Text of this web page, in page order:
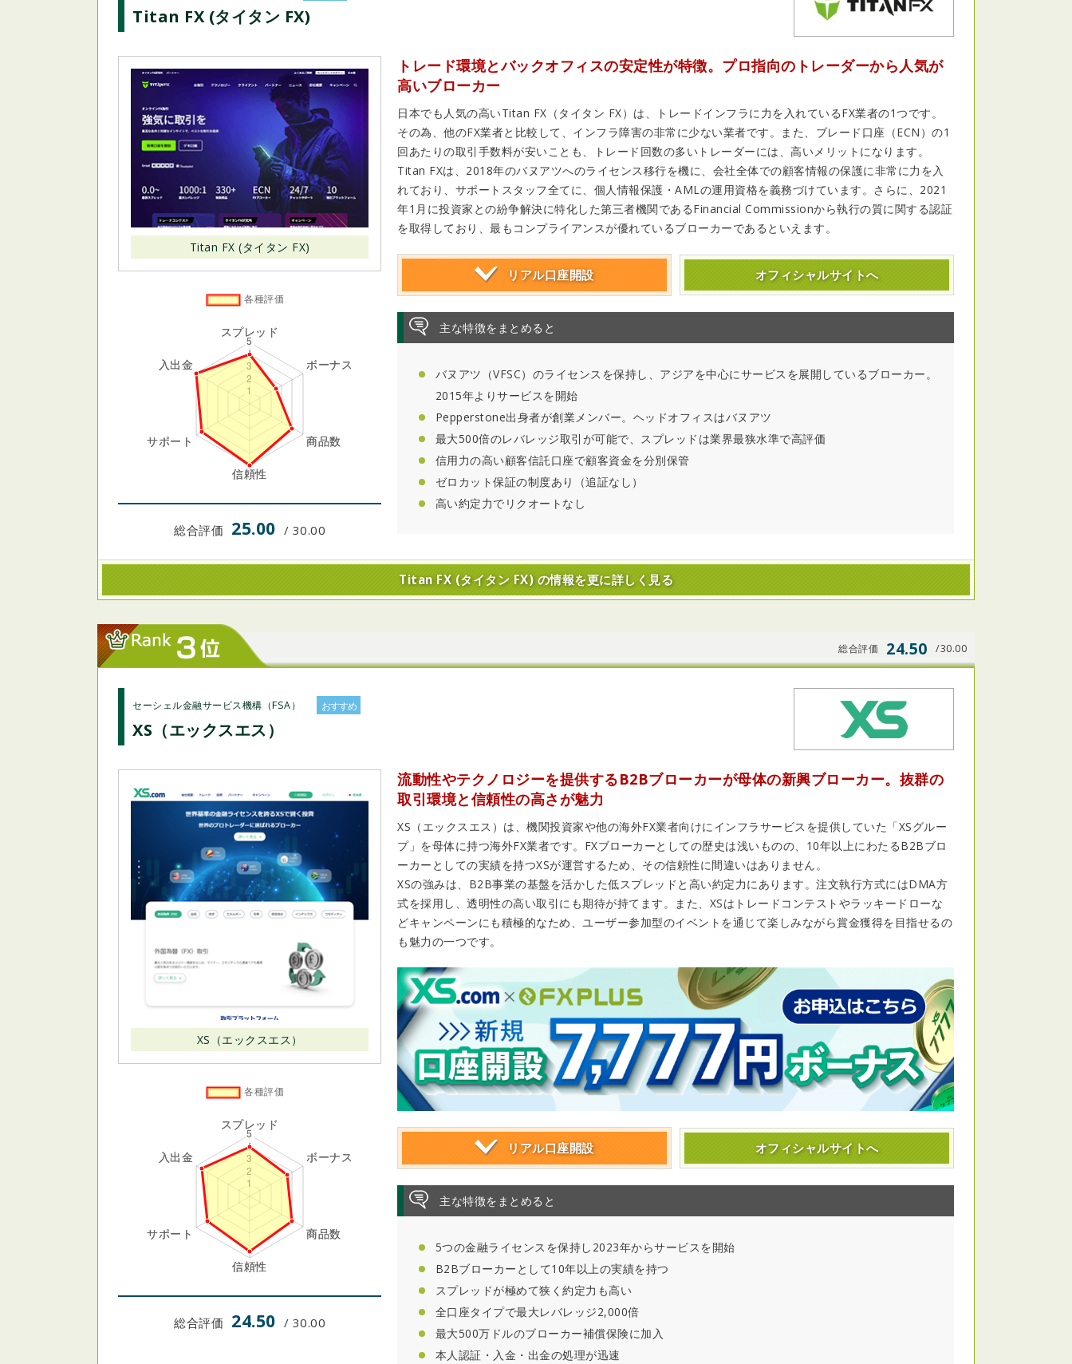
Titan FX (タイタン FX)
Titan FX (タイタン FX)
総合評価 25.00 / 30.00
トレード環境とバックオフィスの安定性が特徴。プロ指向のトレーダーから人気が
高いブローカー
日本でも人気の高いTitan FX（タイタン FX）は、トレードインフラに力を入れているFX業者の1つです。
その為、他のFX業者と比較して、インフラ障害の非常に少ない業者です。また、ブレード口座（ECN）の1
回あたりの取引手数料が安いことも、トレード回数の多いトレーダーには、高いメリットになります。
Titan FXは、2018年のバヌアツへのライセンス移行を機に、会社全体での顧客情報の保護に非常に力を入
れており、サポートスタッフ全てに、個人情報保護・AMLの運用資格を義務づけています。さらに、2021
年1月に投資家との紛争解決に特化した第三者機関であるFinancial Commissionから執行の質に関する認証
を取得しており、最もコンプライアンスが優れているブローカーであるといえます。
リアル口座開設 オフィシャルサイトへ
主な特徴をまとめると
バヌアツ（VFSC）のライセンスを保持し、アジアを中心にサービスを展開しているブローカー。
2015年よりサービスを開始
Pepperstone出身者が創業メンバー。ヘッドオフィスはバヌアツ
最大500倍のレバレッジ取引が可能で、スプレッドは業界最狭水準で高評価
信用力の高い顧客信託口座で顧客資金を分別保管
ゼロカット保証の制度あり（追証なし）
高い約定力でリクオートなし
Titan FX (タイタン FX) の情報を更に詳しく見る
総合評価 24.50 /30.00
セーシェル金融サービス機構（FSA） おすすめ
XS（エックスエス）
XS（エックスエス）
総合評価 24.50 / 30.00
流動性やテクノロジーを提供するB2Bブローカーが母体の新興ブローカー。抜群の
取引環境と信頼性の高さが魅力
XS（エックスエス）は、機関投資家や他の海外FX業者向けにインフラサービスを提供していた「XSグルー
プ」を母体に持つ海外FX業者です。FXブローカーとしての歴史は浅いものの、10年以上にわたるB2Bブロ
ーカーとしての実績を持つXSが運営するため、その信頼性に間違いはありません。
XSの強みは、B2B事業の基盤を活かした低スプレッドと高い約定力にあります。注文執行方式にはDMA方
式を採用し、透明性の高い取引にも期待が持てます。また、XSはトレードコンテストやラッキードローな
どキャンペーンにも積極的なため、ユーザー参加型のイベントを通じて楽しみながら賞金獲得を目指せるの
も魅力の一つです。
リアル口座開設 オフィシャルサイトへ
主な特徴をまとめると
5つの金融ライセンスを保持し2023年からサービスを開始
B2Bブローカーとして10年以上の実績を持つ
スプレッドが極めて狭く約定力も高い
全口座タイプで最大レバレッジ2,000倍
最大500万ドルのブローカー補償保険に加入
本人認証・入金・出金の処理が迅速